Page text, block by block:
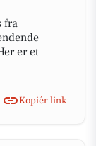
fra
er et
Kopiér link